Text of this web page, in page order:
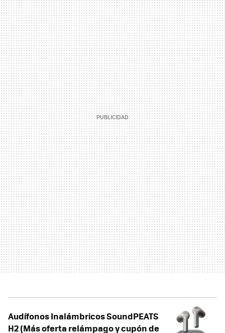
Audífonos Inalámbricos SoundPEATS
H2 (Más oferta relámpago y cupón de